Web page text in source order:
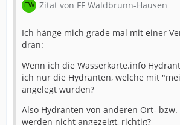
Zitat von FF Waldbrunn-Hausen
Ich hänge mich grade mal mit einer
dran:
Wenn ich die Wasserkarte.info
ich nur die Hydranten, welche mit
angelegt wurden?
Also Hydranten von anderen Ort-
werden nicht angezeigt, richtig?